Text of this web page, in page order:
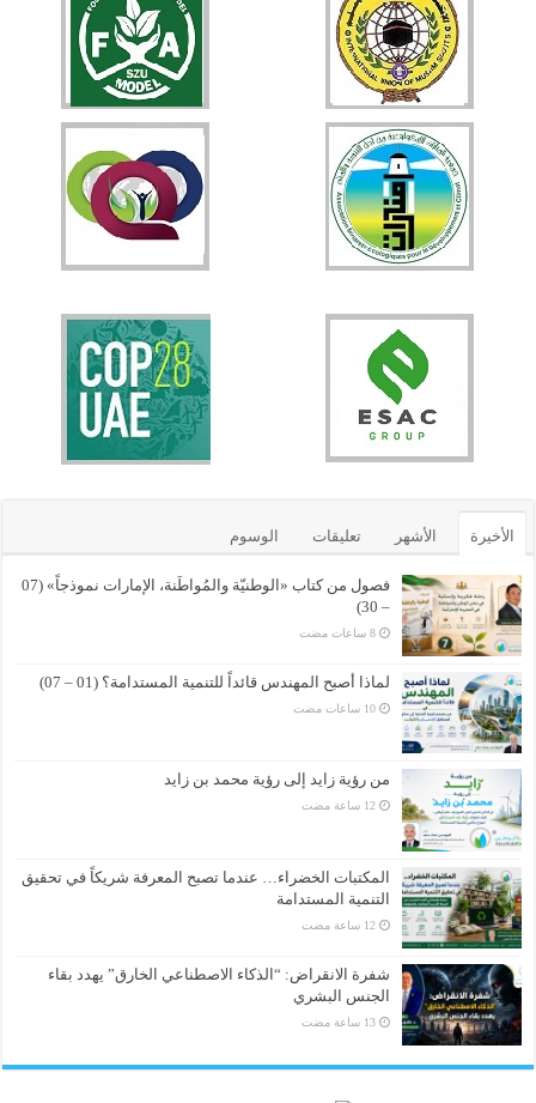
الأخيرة الأشهر تعليقات الوسوم
فصول من كتاب «الوطنيّة والمُواطَنة، الإمارات نموذجاً» (07
– 30)
لماذا أصبح المهندس قائداً للتنمية المستدامة؟ (01 – 07)
من رؤية زايد إلى رؤية محمد بن زايد
المكتبات الخضراء… عندما تصبح المعرفة شريكاً في تحقيق
التنمية المستدامة
شفرة الانقراض: “الذكاء الاصطناعي الخارق” يهدد بقاء
الجنس البشري